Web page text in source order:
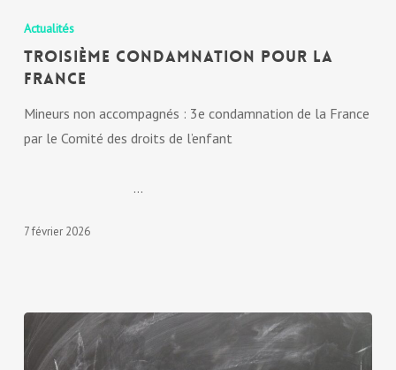
Actualités
TROISIÈME CONDAMNATION POUR LA
FRANCE
Mineurs non accompagnés : 3e condamnation de la France
par le Comité des droits de l’enfant
…
7 février 2026